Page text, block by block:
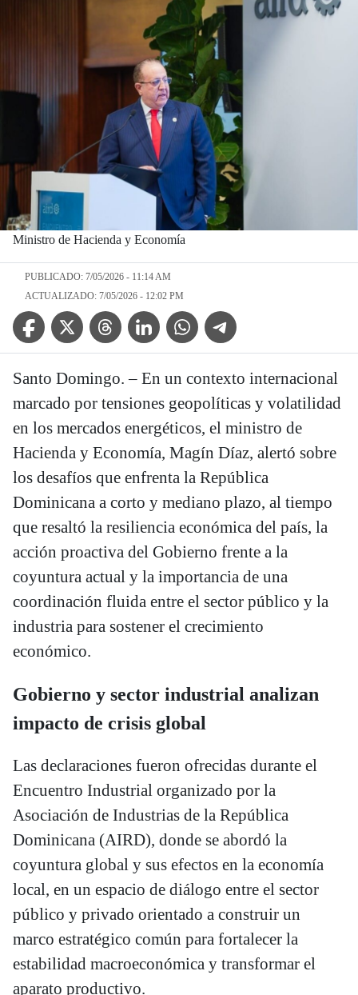
Ministro de Hacienda y Economía
PUBLICADO: 7/05/2026 - 11:14 AM
ACTUALIZADO: 7/05/2026 - 12:02 PM
Facebook IconTwitter IconThreads IconLinkedin IconWhatsApp IconTelegram Icon
Santo Domingo. – En un contexto internacional
marcado por tensiones geopolíticas y volatilidad
en los mercados energéticos, el ministro de
Hacienda y Economía, Magín Díaz, alertó sobre
los desafíos que enfrenta la República
Dominicana a corto y mediano plazo, al tiempo
que resaltó la resiliencia económica del país, la
acción proactiva del Gobierno frente a la
coyuntura actual y la importancia de una
coordinación fluida entre el sector público y la
industria para sostener el crecimiento
económico.
Gobierno y sector industrial analizan
impacto de crisis global
Las declaraciones fueron ofrecidas durante el
Encuentro Industrial organizado por la
Asociación de Industrias de la República
Dominicana (AIRD), donde se abordó la
coyuntura global y sus efectos en la economía
local, en un espacio de diálogo entre el sector
público y privado orientado a construir un
marco estratégico común para fortalecer la
estabilidad macroeconómica y transformar el
aparato productivo.